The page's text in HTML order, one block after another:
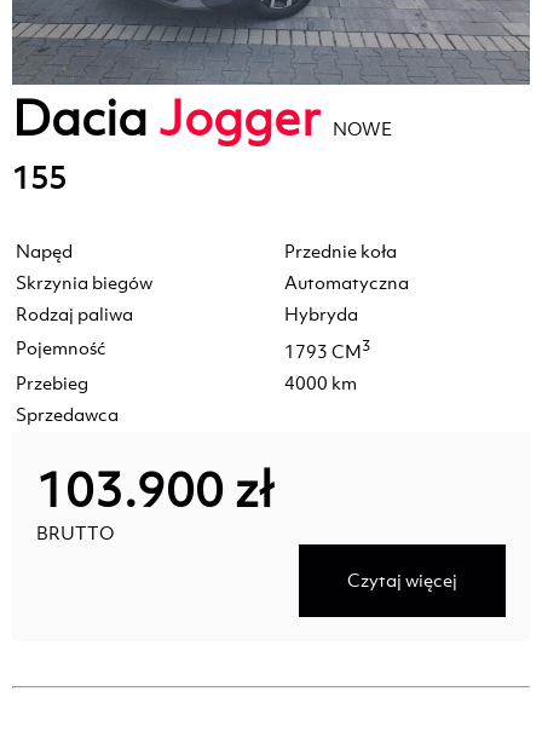
Dacia Jogger NOWE
155
Napęd
Przednie koła
Skrzynia biegów
Automatyczna
Rodzaj paliwa
Hybryda
Pojemność
1793 CM3
Przebieg
4000 km
Sprzedawca
103.900 zł
BRUTTO
Czytaj więcej